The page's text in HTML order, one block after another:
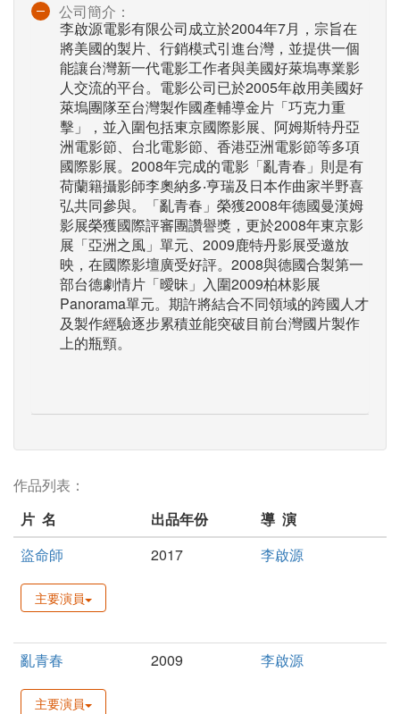
公司簡介：
李啟源電影有限公司成立於2004年7月，宗旨在
將美國的製片、行銷模式引進台灣，並提供一個
能讓台灣新一代電影工作者與美國好萊塢專業影
人交流的平台。電影公司已於2005年啟用美國好
萊塢團隊至台灣製作國產輔導金片「巧克力重
擊」，並入圍包括東京國際影展、阿姆斯特丹亞
洲電影節、台北電影節、香港亞洲電影節等多項
國際影展。2008年完成的電影「亂青春」則是有
荷蘭籍攝影師李奧納多‧亨瑞及日本作曲家半野喜
弘共同參與。「亂青春」榮獲2008年德國曼漢姆
影展榮獲國際評審團讚譽獎，更於2008年東京影
展「亞洲之風」單元、2009鹿特丹影展受邀放
映，在國際影壇廣受好評。2008與德國合製第一
部台德劇情片「曖昧」入圍2009柏林影展
Panorama單元。期許將結合不同領域的跨國人才
及製作經驗逐步累積並能突破目前台灣國片製作
上的瓶頸。
作品列表：
片 名
出品年份
導 演
盜命師
2017 李啟源
主要演員
亂青春 2009 李啟源
主要演員